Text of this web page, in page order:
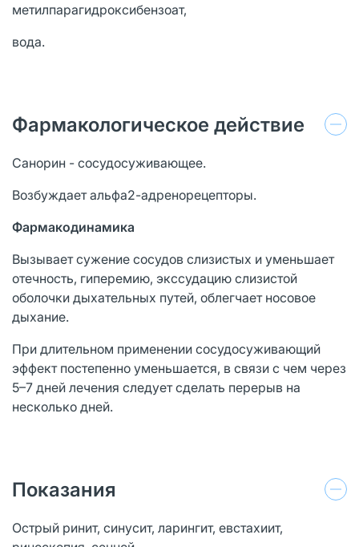
метилпарагидроксибензоат,
вода.
Фармакологическое действие
Санорин - сосудосуживающее.
Возбуждает альфа2-адренорецепторы.
Фармакодинамика
Вызывает сужение сосудов слизистых и уменьшает
отечность, гиперемию, экссудацию слизистой
оболочки дыхательных путей, облегчает носовое
дыхание.
При длительном применении сосудосуживающий
эффект постепенно уменьшается, в связи с чем через
5–7 дней лечения следует сделать перерыв на
несколько дней.
Показания
Острый ринит, синусит, ларингит, евстахиит,